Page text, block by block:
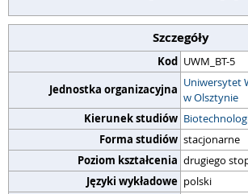
Szczegóły
Kod UWM_BT-5
Jednostka organizacyjna Uniwersytet
w Olsztynie
Kierunek studiów
Forma studiów stacjonarne
Poziom kształcenia drugiego
Języki wykładowe polski